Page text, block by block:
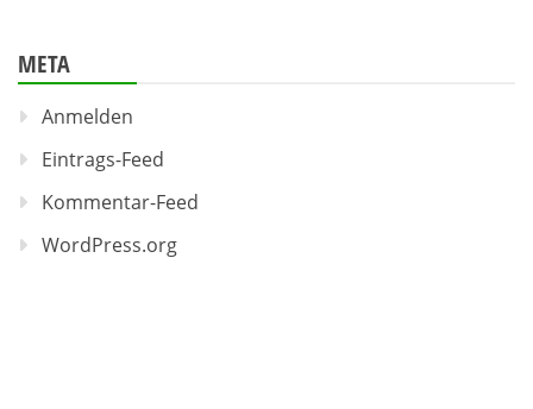
META
Anmelden
Eintrags-Feed
Kommentar-Feed
WordPress.org